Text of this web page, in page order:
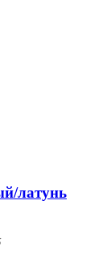
латунь